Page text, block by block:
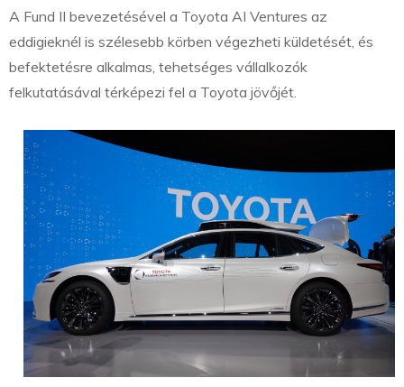
A Fund II bevezetésével a Toyota AI Ventures az
eddigieknél is szélesebb körben végezheti küldetését, és
befektetésre alkalmas, tehetséges vállalkozók
felkutatásával térképezi fel a Toyota jövőjét.